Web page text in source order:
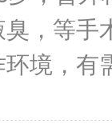
，等手
境，有